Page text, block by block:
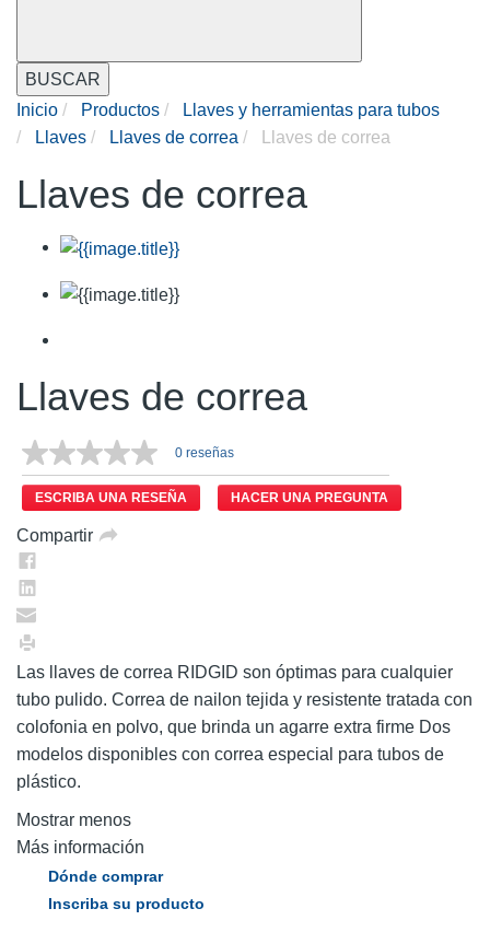
BUSCAR
Inicio
Productos
Llaves y herramientas para tubos
Llaves
Llaves de correa Llaves de correa
Llaves de correa
Llaves de correa
0 reseñas
ESCRIBA UNA RESEÑA HACER UNA PREGUNTA
Compartir
Las llaves de correa RIDGID son óptimas para cualquier
tubo pulido. Correa de nailon tejida y resistente tratada con
colofonia en polvo, que brinda un agarre extra firme Dos
modelos disponibles con correa especial para tubos de
plástico.
Mostrar menos
Más información
Dónde comprar
Inscriba su producto